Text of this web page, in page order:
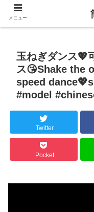
玉ねぎダンス💖
ス😘Shake the
speed
#model
Twitter
Pocket
メニュー